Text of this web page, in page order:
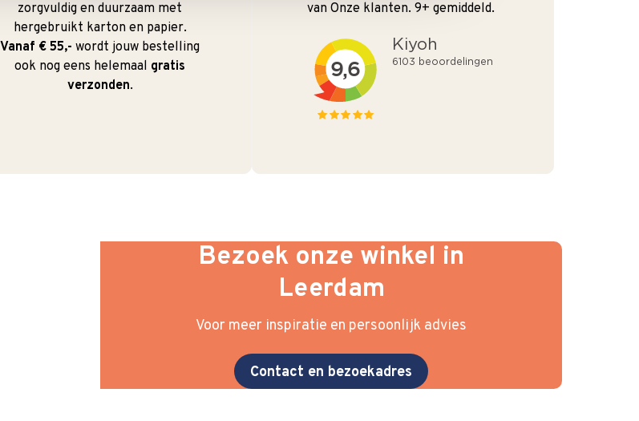
zorgvuldig en duurzaam met
hergebruikt karton en papier.
Vanaf € 55,- wordt jouw bestelling
ook nog eens helemaal gratis
verzonden.
van Onze klanten. 9+ gemiddeld.
Bezoek onze winkel in
Leerdam
Voor meer inspiratie en persoonlijk advies
Contact en bezoekadres